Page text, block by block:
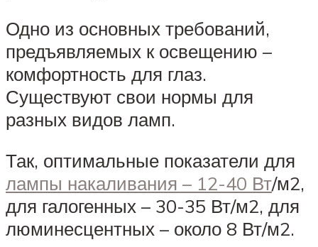
Одно из основных требований,
предъявляемых к освещению –
комфортность для глаз.
Существуют свои нормы для
разных видов ламп.
Так, оптимальные показатели для
лампы накаливания – 12-40 Вт/м2,
для галогенных – 30-35 Вт/м2, для
люминесцентных – около 8 Вт/м2.